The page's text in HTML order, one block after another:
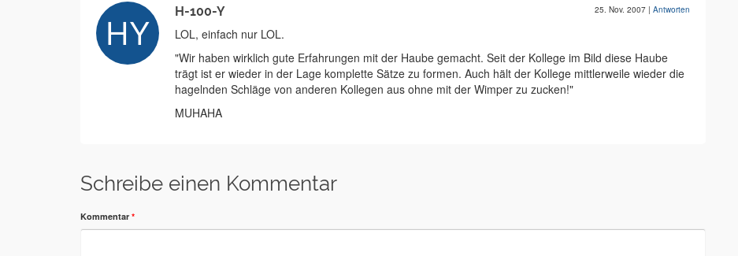
H-100-Y 25. Nov. 2007 | Antworten
LOL, einfach nur LOL.
"Wir haben wirklich gute Erfahrungen mit der Haube gemacht. Seit der Kollege im Bild diese Haube
trägt ist er wieder in der Lage komplette Sätze zu formen. Auch hält der Kollege mittlerweile wieder die
hagelnden Schläge von anderen Kollegen aus ohne mit der Wimper zu zucken!"
MUHAHA
Schreibe einen Kommentar
Kommentar *